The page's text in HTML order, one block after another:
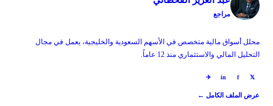
مراجع
محلل أسواق مالية متخصص في الأسهم السعودية والخليجية، يعمل في مجال
التحليل المالي والاستثماري منذ 12 عاماً.
𝕏
f
in
✈
عرض الملف الكامل ←